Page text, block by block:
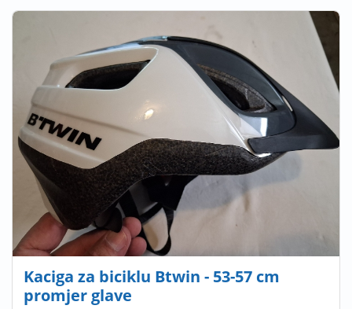
Kaciga za biciklu Btwin - 53-57 cm
promjer glave